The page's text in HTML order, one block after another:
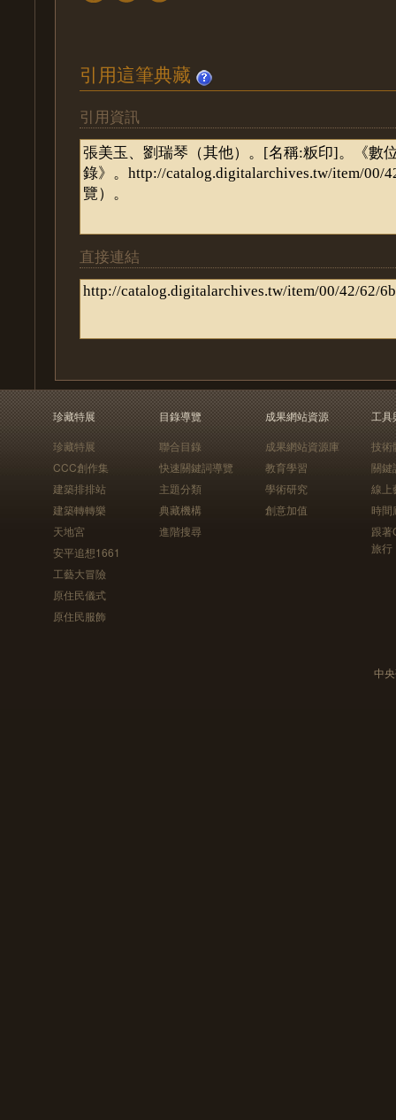
引用這筆典藏
引用資訊
直接連結
珍藏特展
珍藏特展
CCC創作集
建築排排站
建築轉轉樂
天地宮
安平追想1661
工藝大冒險
原住民儀式
原住民服飾
目錄導覽
聯合目錄
快速關鍵詞導覽
主題分類
典藏機構
進階搜尋
成果網站資源
成果網站資源庫
教育學習
學術研究
創意加值
工具
技術
關鍵
線上
時間
跟
旅行
中